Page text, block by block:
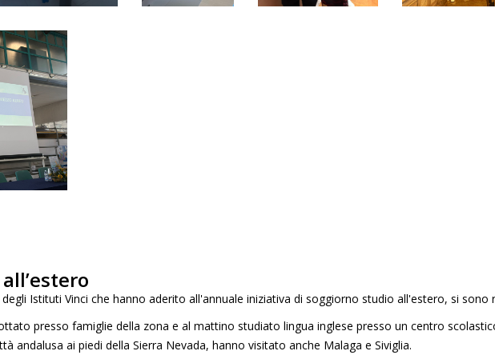
Istituti Vinci che hanno aderito all'annuale iniziativa di soggiorno studio all'estero, si sono
presso famiglie della zona e al mattino studiato lingua inglese presso un centro
andalusa ai piedi della Sierra Nevada, hanno visitato anche Malaga e Siviglia.